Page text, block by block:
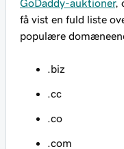
GoDaddy-auktioner,
få vist en fuld liste
populære
.biz
.cc
.co
.com